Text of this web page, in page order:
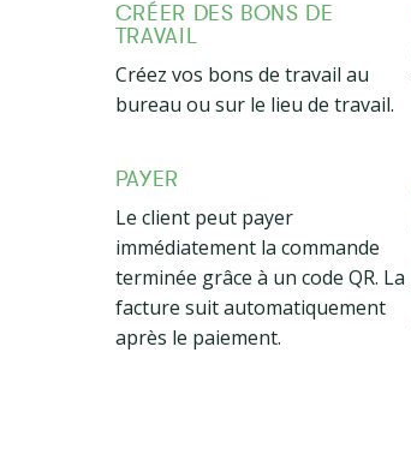
CRÉER DES BONS DE
TRAVAIL
Créez vos bons de travail au
bureau ou sur le lieu de travail.
PAYER
Le client peut payer
immédiatement la commande
terminée grâce à un code QR. La
facture suit automatiquement
après le paiement.